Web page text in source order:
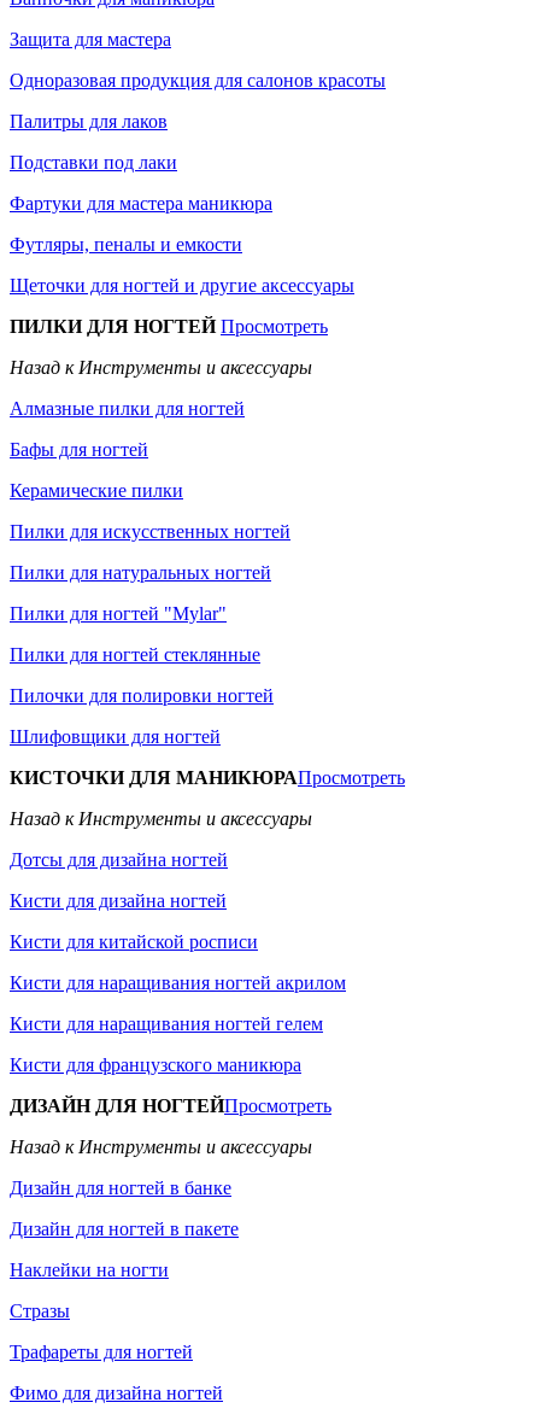
Защита для мастера
Одноразовая продукция для салонов красоты
Палитры для лаков
Подставки под лаки
Фартуки для мастера маникюра
Футляры, пеналы и емкости
Щеточки для ногтей и другие аксессуары
ПИЛКИ ДЛЯ НОГТЕЙПросмотреть
Назад к Инструменты и аксессуары
Алмазные пилки для ногтей
Бафы для ногтей
Керамические пилки
Пилки для искусственных ногтей
Пилки для натуральных ногтей
Пилки для ногтей "Mylar"
Пилки для ногтей стеклянные
Пилочки для полировки ногтей
Шлифовщики для ногтей
КИСТОЧКИ ДЛЯ МАНИКЮРАПросмотреть
Назад к Инструменты и аксессуары
Дотсы для дизайна ногтей
Кисти для дизайна ногтей
Кисти для китайской росписи
Кисти для наращивания ногтей акрилом
Кисти для наращивания ногтей гелем
Кисти для французского маникюра
ДИЗАЙН ДЛЯ НОГТЕЙПросмотреть
Назад к Инструменты и аксессуары
Дизайн для ногтей в банке
Дизайн для ногтей в пакете
Наклейки на ногти
Стразы
Трафареты для ногтей
Фимо для дизайна ногтей